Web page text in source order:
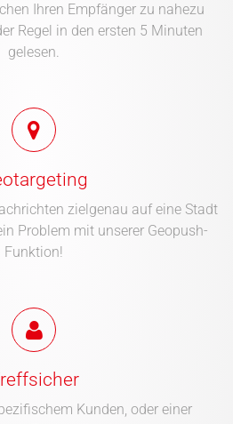
Ihren Empfänger zu nahezu
Regel in den ersten 5 Minuten
gelesen.
zielgenau auf eine Stadt
Problem mit unserer Geopush-
Funktion!
Kunden, oder einer